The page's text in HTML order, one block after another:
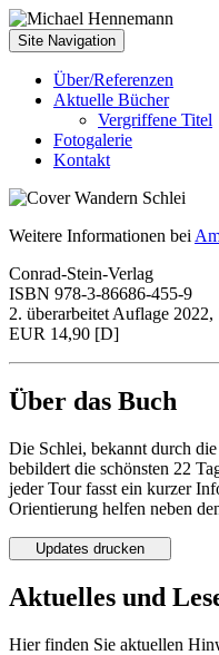
Skip
to
content
Site Navigation
Über/Referenzen
Aktuelle Bücher
Vergriffene Titel
Fotogalerie
Kontakt
Weitere Informationen bei
Conrad-Stein-Verlag
ISBN 978-3-86686-455-9
2. überarbeitet Auflage
EUR 14,90 [D]
Über das Buch
Die Schlei, bekannt durch
bebildert die schönsten 22
jeder Tour fasst ein kurzer
Orientierung helfen neben
Updates drucken
Aktuelles und
Hier finden Sie aktuellen